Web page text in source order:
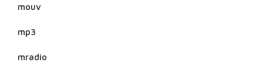
mouv
mp3
mradio